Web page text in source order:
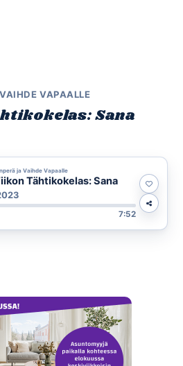
VAPAALLE
Sana
ja Vaihde Vapaalle
Tähtikokelas: Sana
7:52